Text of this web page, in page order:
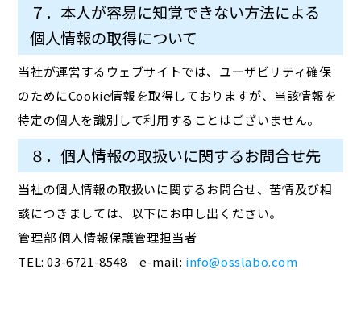
７．本人が容易に知覚できない方法による
個人情報の取得について
当社が運営するウェブサイトでは、ユーザビリティ確保
のためにCookie情報を取得しておりますが、当該情報を
特定の個人を識別して利用することはございません。
８．個人情報の取扱いに関するお問合せ先
当社の個人情報の取扱いに関するお問合せ、苦情及び相
談につきましては、以下にお申し出ください。
管理部 個人情報保護管理担当者
TEL: 03-6721-8548 e-mail: info@osslabo.com